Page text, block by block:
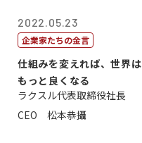
2022.05.23
企業家たちの金言
仕組みを変えれば、世界は
もっと良くなる
ラクスル代表取締役社長
CEO 松本恭攝